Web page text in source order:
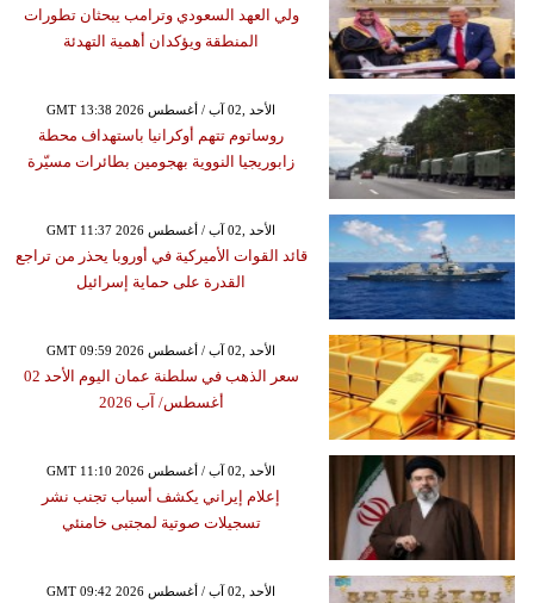
ولي العهد السعودي وترامب يبحثان تطورات
المنطقة ويؤكدان أهمية التهدئة
GMT 13:38 2026 الأحد ,02 آب / أغسطس
روساتوم تتهم أوكرانيا باستهداف محطة
زابوريجيا النووية بهجومين بطائرات مسيّرة
GMT 11:37 2026 الأحد ,02 آب / أغسطس
قائد القوات الأميركية في أوروبا يحذر من تراجع
القدرة على حماية إسرائيل
GMT 09:59 2026 الأحد ,02 آب / أغسطس
سعر الذهب في سلطنة عمان اليوم الأحد 02
أغسطس/ آب 2026
GMT 11:10 2026 الأحد ,02 آب / أغسطس
إعلام إيراني يكشف أسباب تجنب نشر
تسجيلات صوتية لمجتبى خامنئي
GMT 09:42 2026 الأحد ,02 آب / أغسطس